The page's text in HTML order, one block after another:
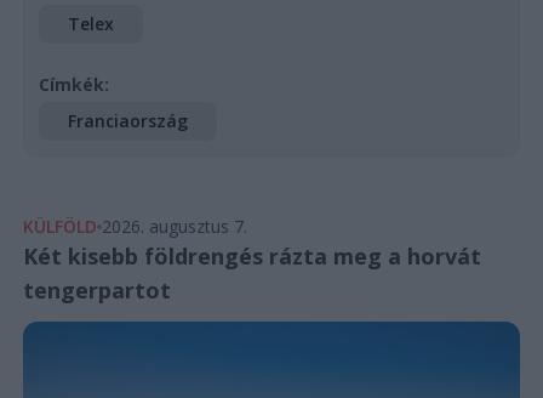
Telex
Címkék:
Franciaország
KÜLFÖLD 2026. augusztus 7.
Két kisebb földrengés rázta meg a horvát
tengerpartot